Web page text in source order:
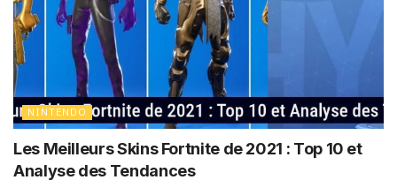
NINTENDO
Les Meilleurs Skins Fortnite de 2021 : Top 10 et
Analyse des Tendances